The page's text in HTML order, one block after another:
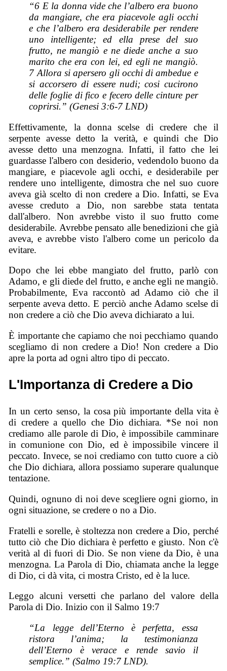
“6 E la donna vide che l’albero era buono
da mangiare, che era piacevole agli occhi
e che l’albero era desiderabile per rendere
uno intelligente; ed ella prese del suo
frutto, ne mangiò e ne diede anche a suo
marito che era con lei, ed egli ne mangiò.
7 Allora si apersero gli occhi di ambedue e
si accorsero di essere nudi; cosi cucirono
delle foglie di fico e fecero delle cinture per
coprirsi.” (Genesi 3:6-7 LND)
Effettivamente, la donna scelse di credere che il
serpente avesse detto la verità, e quindi che Dio
avesse detto una menzogna. Infatti, il fatto che lei
guardasse l'albero con desiderio, vedendolo buono da
mangiare, e piacevole agli occhi, e desiderabile per
rendere uno intelligente, dimostra che nel suo cuore
aveva già scelto di non credere a Dio. Infatti, se Eva
avesse creduto a Dio, non sarebbe stata tentata
dall'albero. Non avrebbe visto il suo frutto come
desiderabile. Avrebbe pensato alle benedizioni che già
aveva, e avrebbe visto l'albero come un pericolo da
evitare.
Dopo che lei ebbe mangiato del frutto, parlò con
Adamo, e gli diede del frutto, e anche egli ne mangiò.
Probabilmente, Eva raccontò ad Adamo ciò che il
serpente aveva detto. E perciò anche Adamo scelse di
non credere a ciò che Dio aveva dichiarato a lui.
È importante che capiamo che noi pecchiamo quando
scegliamo di non credere a Dio! Non credere a Dio
apre la porta ad ogni altro tipo di peccato.
L'Importanza di Credere a Dio
In un certo senso, la cosa più importante della vita è
di credere a quello che Dio dichiara. *Se noi non
crediamo alle parole di Dio, è impossibile camminare
in comunione con Dio, ed è impossibile vincere il
peccato. Invece, se noi crediamo con tutto cuore a ciò
che Dio dichiara, allora possiamo superare qualunque
tentazione.
Quindi, ognuno di noi deve scegliere ogni giorno, in
ogni situazione, se credere o no a Dio.
Fratelli e sorelle, è stoltezza non credere a Dio, perché
tutto ciò che Dio dichiara è perfetto e giusto. Non c'è
verità al di fuori di Dio. Se non viene da Dio, è una
menzogna. La Parola di Dio, chiamata anche la legge
di Dio, ci dà vita, ci mostra Cristo, ed è la luce.
Leggo alcuni versetti che parlano del valore della
Parola di Dio. Inizio con il Salmo 19:7
“La legge dell’Eterno è perfetta, essa
ristora l’anima; la testimonianza
dell’Eterno è verace e rende savio il
semplice.” (Salmo 19:7 LND).